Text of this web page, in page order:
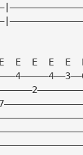
E  E  E  E  E